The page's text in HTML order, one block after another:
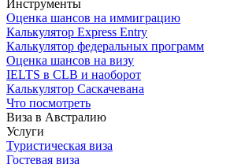
Инструменты
Оценка шансов на иммиграцию
Калькулятор Express Entry
Калькулятор федеральных программ
Оценка шансов на визу
IELTS в CLB и наоборот
Калькулятор Саскачевана
Что посмотреть
Виза в Австралию
Услуги
Туристическая виза
Гостевая виза